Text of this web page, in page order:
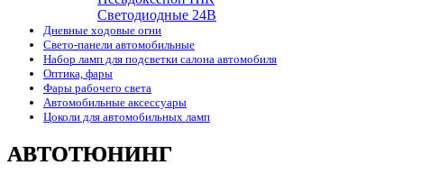
Cветодиодные 24B
Дневные ходовые огни
Свето-панели автомобильные
Набор ламп для подсветки салона автомобиля
Оптика, фары
Фары рабочего света
Автомобильные аксессуары
Цоколи для автомобильных ламп
АВТОТЮНИНГ